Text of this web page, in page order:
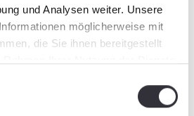
und Analysen weiter. Unsere
möglicherweise mit
die Sie ihnen bereitgestellt
Anlagenbau